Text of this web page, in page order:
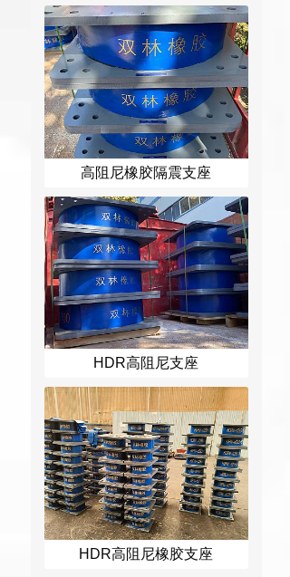
高阻尼橡胶隔震支座
HDR高阻尼支座
HDR高阻尼橡胶支座